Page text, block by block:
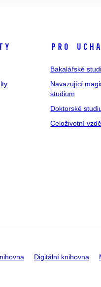
Pro
Bakalářské
Navazující
studium
Doktorské
Celoživotní
Digitální knihovna